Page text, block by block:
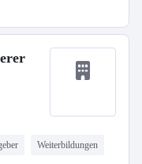
Weiterbildungen